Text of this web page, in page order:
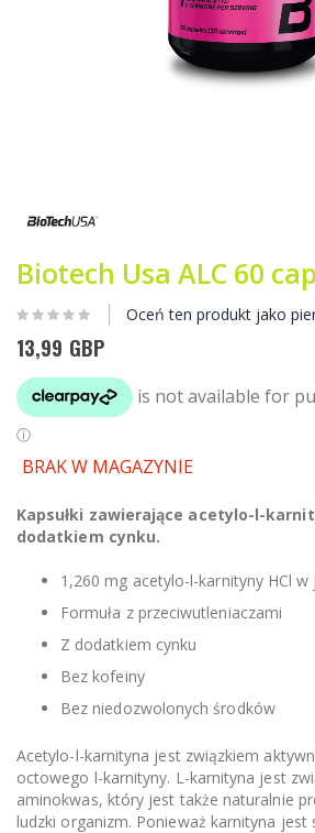
początek
Biotech Usa ALC 60
Oceń ten produkt jako
13,99 GBP
BRAK W MAGAZYNIE
Kapsułki zawierające acetylo-l-
dodatkiem cynku.
1,260 mg acetylo-l-karnityny HCl
Formuła z przeciwutleniaczami
Z dodatkiem cynku
Bez kofeiny
Bez niedozwolonych środków
Acetylo-l-karnityna jest związkiem
octowego l-karnityny. L-karnityna jest
aminokwas, który jest także naturalnie
ludzki organizm. Ponieważ karnityna jest